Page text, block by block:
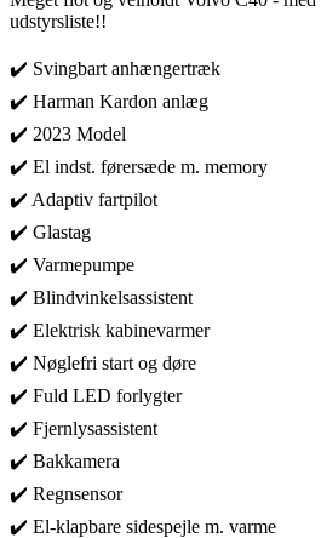
udstyrsliste!!
✔️ Svingbart anhængertræk
✔️ Harman Kardon anlæg
✔️ 2023 Model
✔️ El indst. førersæde m. memory
✔️ Adaptiv fartpilot
✔️ Glastag
✔️ Varmepumpe
✔️ Blindvinkelsassistent
✔️ Elektrisk kabinevarmer
✔️ Nøglefri start og døre
✔️ Fuld LED forlygter
✔️ Fjernlysassistent
✔️ Bakkamera
✔️ Regnsensor
✔️ El-klapbare sidespejle m. varme